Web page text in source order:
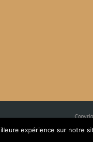
expérience sur notre